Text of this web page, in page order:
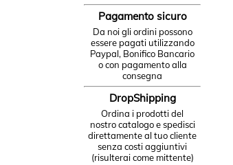
Pagamento sicuro
Da noi gli ordini possono
essere pagati utilizzando
Paypal, Bonifico Bancario
o con pagamento alla
consegna
DropShipping
Ordina i prodotti del
nostro catalogo e spedisci
direttamente al tuo cliente
senza costi aggiuntivi
(risulterai come mittente)